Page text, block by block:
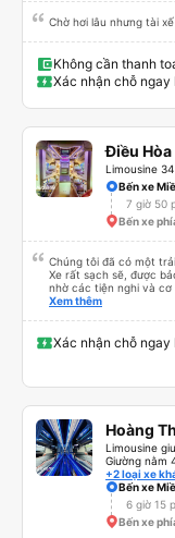
Chờ hơi lâu nhưng tài
Không cần thanh
Xác nhận chỗ ngay
Điều Hòa
Limousine
Bến xe
7 giờ 50
Bến xe
Chúng tôi đã có một
Xe rất sạch sẽ, được
nhờ các tiện nghi và
thoải mái và ngăn nắp.
đối với tôi và gia đình.
giới thiệu! 💛 Về ứng
tiện lợi khi đặt chuyến
Xem thêm
Xác nhận chỗ ngay
Hoàng
Limousine
Giường nằm
+2 loại xe
Bến xe
6 giờ 15
Bến xe